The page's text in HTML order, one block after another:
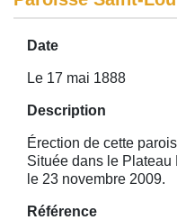
Date
Le 17 mai 1888
Description
Érection de cette
Située dans le
le 23 novembre 2009.
Référence